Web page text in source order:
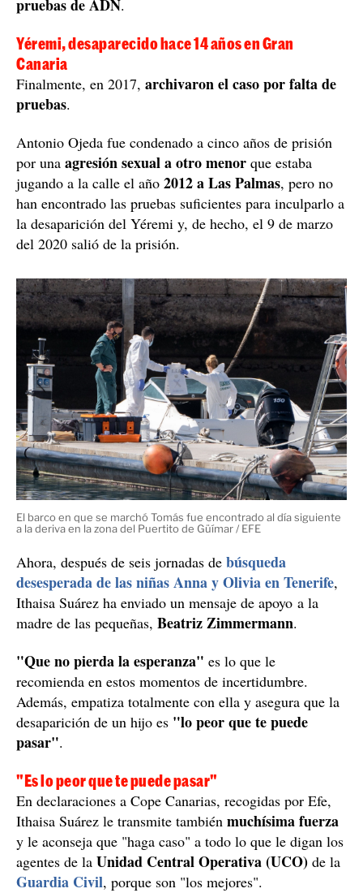
pruebas de ADN.
Yéremi, desaparecido hace 14 años en Gran
Canaria
Finalmente, en 2017, archivaron el caso por falta de
pruebas.
Antonio Ojeda fue condenado a cinco años de prisión
por una agresión sexual a otro menor que estaba
jugando a la calle el año 2012 a Las Palmas, pero no
han encontrado las pruebas suficientes para inculparlo a
la desaparición del Yéremi y, de hecho, el 9 de marzo
del 2020 salió de la prisión.
El barco en que se marchó Tomás fue encontrado al día siguiente
a la deriva en la zona del Puertito de Güímar / EFE
Ahora, después de seis jornadas de búsqueda
desesperada de las niñas Anna y Olivia en Tenerife,
Ithaisa Suárez ha enviado un mensaje de apoyo a la
madre de las pequeñas, Beatriz Zimmermann.
"Que no pierda la esperanza" es lo que le
recomienda en estos momentos de incertidumbre.
Además, empatiza totalmente con ella y asegura que la
desaparición de un hijo es "lo peor que te puede
pasar".
"Es lo peor que te puede pasar"
En declaraciones a Cope Canarias, recogidas por Efe,
Ithaisa Suárez le transmite también muchísima fuerza
y le aconseja que "haga caso" a todo lo que le digan los
agentes de la Unidad Central Operativa (UCO) de la
Guardia Civil, porque son "los mejores".